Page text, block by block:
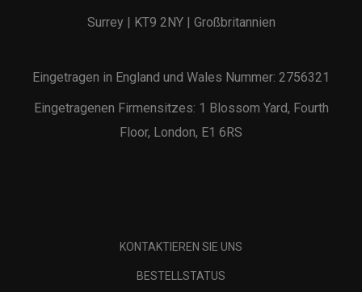
Surrey | KT9 2NY | Großbritannien
Eingetragen in England und Wales Nummer: 2756321
Eingetragenen Firmensitzes: 1 Blossom Yard, Fourth
Floor, London, E1 6RS
KONTAKTIEREN SIE UNS
BESTELLSTATUS